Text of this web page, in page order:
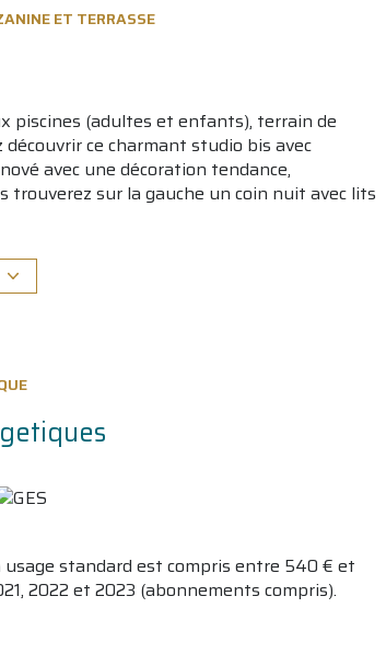
ET TERRASSE
piscines (adultes et enfants), terrain de
ce charmant studio bis avec
avec une décoration tendance,
sur la gauche un coin nuit avec lits
Un escalier permet d'accéder à une
un lit, un placard et un bureau. Idéal
standard est compris entre 540 € et
2022 et 2023 (abonnements compris).